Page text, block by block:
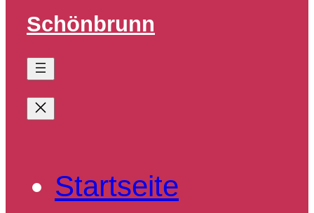
Schönbrunn
Startseite